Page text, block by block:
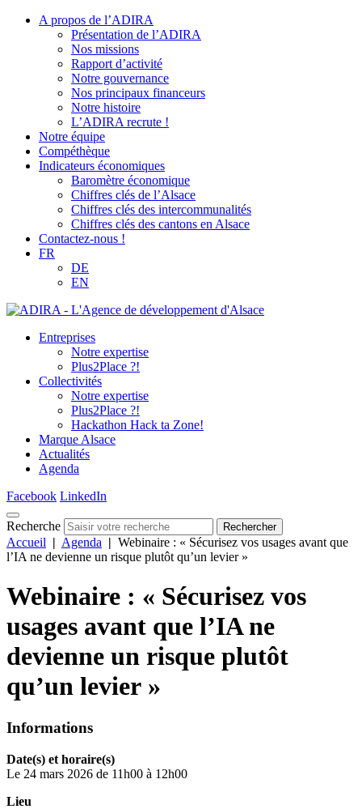
A propos de l’ADIRA
Présentation de l’ADIRA
Nos missions
Rapport d’activité
Notre gouvernance
Nos principaux financeurs
Notre histoire
L’ADIRA recrute !
Notre équipe
Compéthèque
Indicateurs économiques
Baromètre économique
Chiffres clés de l’Alsace
Chiffres clés des intercommunalités
Chiffres clés des cantons en Alsace
Contactez-nous !
FR
DE
EN
Entreprises
Notre expertise
Plus2Place ?!
Collectivités
Notre expertise
Plus2Place ?!
Hackathon Hack ta Zone!
Marque Alsace
Actualités
Agenda
Facebook LinkedIn
Recherche Rechercher
Accueil | Agenda | Webinaire : « Sécurisez vos usages avant que
l’IA ne devienne un risque plutôt qu’un levier »
Webinaire : « Sécurisez vos
usages avant que l’IA ne
devienne un risque plutôt
qu’un levier »
Informations
Date(s) et horaire(s)
Le 24 mars 2026 de 11h00 à 12h00
Lieu